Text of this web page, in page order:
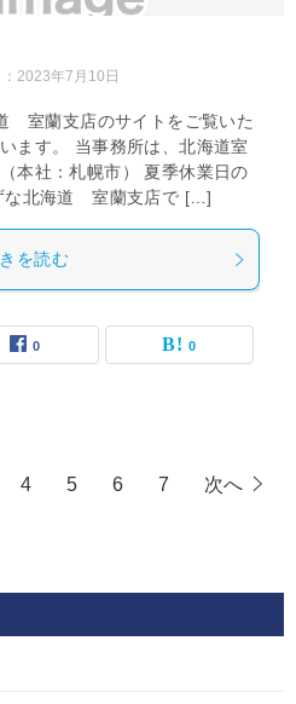
2023年7月10日
室蘭支店のサイトをご覧いた
ます。 当事務所は、北海道室
本社：札幌市） 夏季休業日の
な北海道 室蘭支店で […]
を読む
0 0
4 5 6 7 次へ